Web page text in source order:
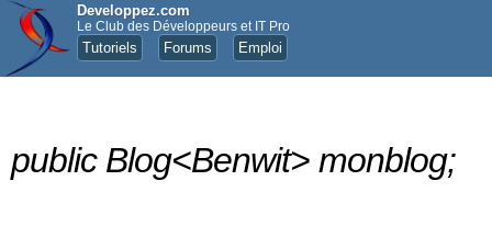
Developpez.com
Le Club des Développeurs et IT Pro
Tutoriels Forums Emploi
public Blog<Benwit> monblog;